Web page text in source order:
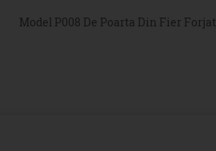
Model P008 De Poarta Din Fier Forjat